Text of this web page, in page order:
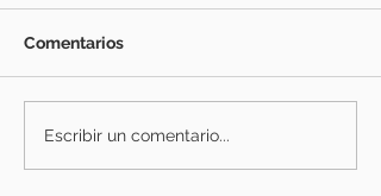
Comentarios
Escribir un comentario...